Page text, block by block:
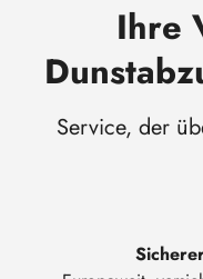
Ihre
Service, der